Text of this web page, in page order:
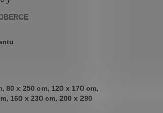
80 x 250 cm, 120 x 170 cm,
160 x 230 cm, 200 x 290